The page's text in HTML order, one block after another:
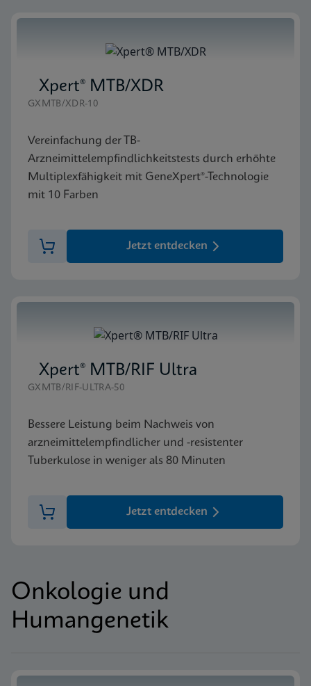
Xpert® MTB/XDR
GXMTB/XDR-10
Vereinfachung der TB-
Arzneimittelempfindlichkeitstests durch erhöhte
Multiplexfähigkeit mit GeneXpert®-Technologie
mit 10 Farben
Jetzt entdecken
Xpert® MTB/RIF Ultra
GXMTB/RIF-ULTRA-50
Bessere Leistung beim Nachweis von
arzneimittelempfindlicher und -resistenter
Tuberkulose in weniger als 80 Minuten
Jetzt entdecken
Onkologie und
Humangenetik